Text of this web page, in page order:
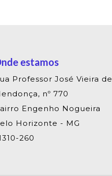
estamos
Professor José Vieira de
nº 770
Engenho Nogueira
Horizonte - MG
260